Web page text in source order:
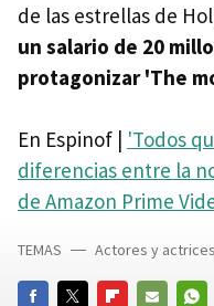
de las estrellas de
un salario de 20
protagonizar 'The
En Espinof | 'Todos
diferencias entre la
de Amazon Prime
TEMAS Actores y actrices